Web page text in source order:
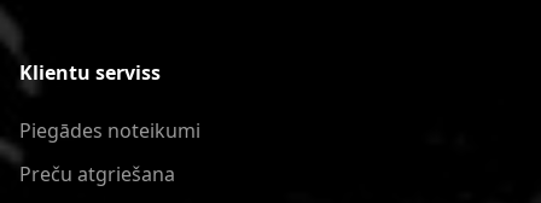
Klientu serviss
Piegādes noteikumi
Preču atgriešana